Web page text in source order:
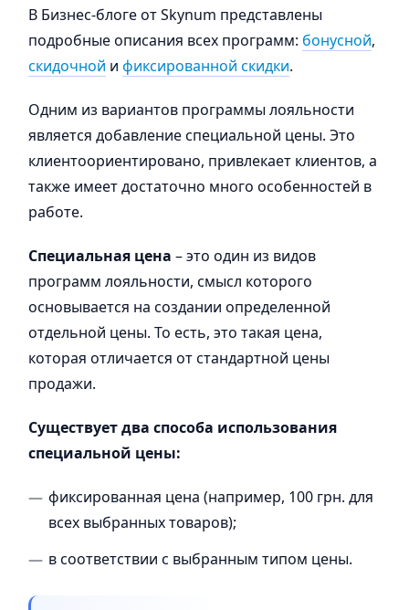
В Бизнес-блоге от Skynum представлены
подробные описания всех программ: бонусной,
скидочной и фиксированной скидки.
Одним из вариантов программы лояльности
является добавление специальной цены. Это
клиентоориентировано, привлекает клиентов, а
также имеет достаточно много особенностей в
работе.
Специальная цена – это один из видов
программ лояльности, смысл которого
основывается на создании определенной
отдельной цены. То есть, это такая цена,
которая отличается от стандартной цены
продажи.
Существует два способа использования
специальной цены:
фиксированная цена (например, 100 грн. для
всех выбранных товаров);
в соответствии с выбранным типом цены.